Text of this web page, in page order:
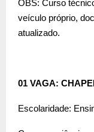
OBS: Curso
veículo próprio,
atualizado.
01 VAGA:
Escolaridade: